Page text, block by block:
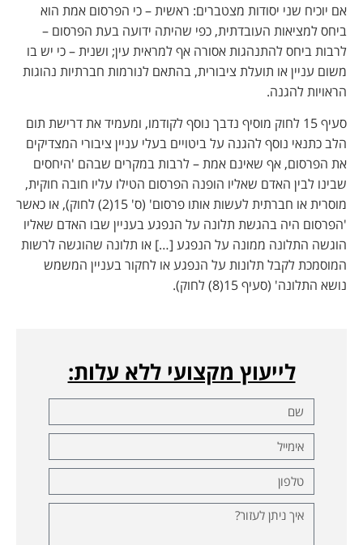
אם יוכיח שני יסודות מצטברים: ראשית – כי הפרסום אמת הוא
ביחס למציאות העובדתית, כפי שהיתה ידועה בעת הפרסום –
לרבות ביחס להתנהגות אסורה אף למראית עין; ושנית – כי יש בו
משום עניין או תועלת ציבורית, בהתאם לנורמות חברתיות נהוגות
הראויות להגנה.
סעיף 15 לחוק מוסיף נדבך נוסף לקודמו, ומעמיד את דרישת תום
הלב כתנאי נוסף להגנה על ביטויים בעלי עניין ציבורי המצדיקים
את הפרסום, אף שאינם אמת – לרבות במקרים שבהם 'היחסים
שבינו לבין האדם שאליו הופנה הפרסום הטילו עליו חובה חוקית,
מוסרית או חברתית לעשות אותו פרסום' (ס' 15(2) לחוק), או כאשר
'הפרסום היה בהגשת תלונה על הנפגע בעניין שבו האדם שאליו
הוגשה התלונה ממונה על הנפגע […] או תלונה שהוגשה לרשות
המוסמכת לקבל תלונות על הנפגע או לחקור בעניין המשמש
נושא התלונה' (סעיף 15(8) לחוק).
לייעוץ מקצועי ללא עלות: